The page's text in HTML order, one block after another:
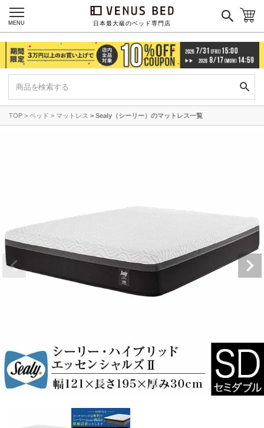
日本最大級のベッド専門店
MENU
TOP ベッド マットレス Sealy（シーリー）のマットレス一覧